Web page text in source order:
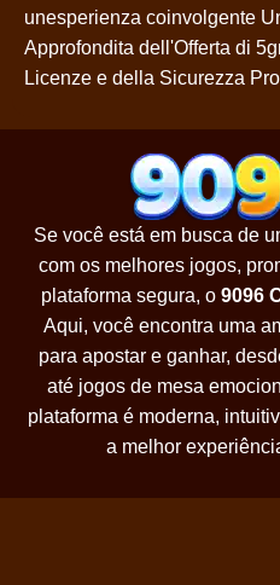
unesperienza coinvolgente
Approfondita dell'Offerta di
Licenze e della Sicurezza
Se você está em busca de
com os melhores jogos,
plataforma segura, o 9096
Aqui, você encontra uma
para apostar e ganhar,
até jogos de mesa
plataforma é moderna,
a melhor